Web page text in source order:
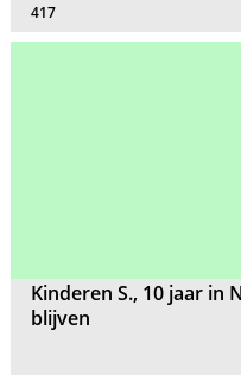
417
Kinderen S., 10 jaar in
blijven